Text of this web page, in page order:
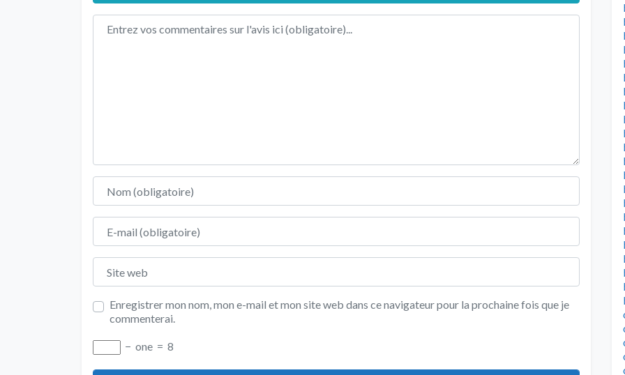
Texte de l'avis
Nom
E-mail
Site web
Enregistrer mon nom, mon e-mail et mon site web dans ce navigateur pour la prochaine fois que je
commenterai.
− one = 8